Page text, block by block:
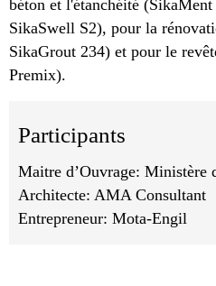
béton et l'étanchéité
SikaSwell S2), pour la
SikaGrout 234) et pour le
Premix).
Participants
Maitre d’Ouvrage: Ministère
Architecte: AMA Consultant
Entrepreneur: Mota-Engil